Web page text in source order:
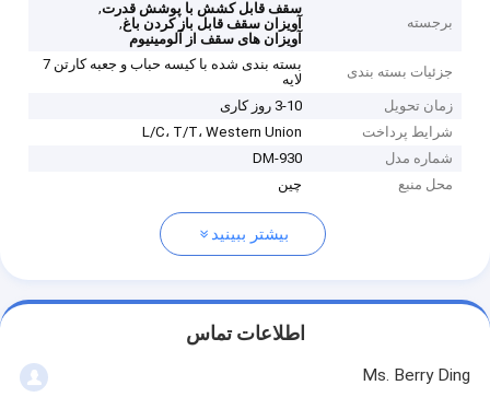
برجسته
سقف قابل کشش با پوشش قدرت,
آویزان سقف قابل باز کردن باغ,
آویزان های سقف از آلومینیوم
جزئیات بسته بندی
بسته بندی شده با کیسه حباب و جعبه کارتن 7
لایه
زمان تحویل
3-10 روز کاری
شرایط پرداخت
L/C، T/T، Western Union
شماره مدل
DM-930
محل منبع
چین
بیشتر ببینید
اطلاعات تماس
Ms. Berry Ding